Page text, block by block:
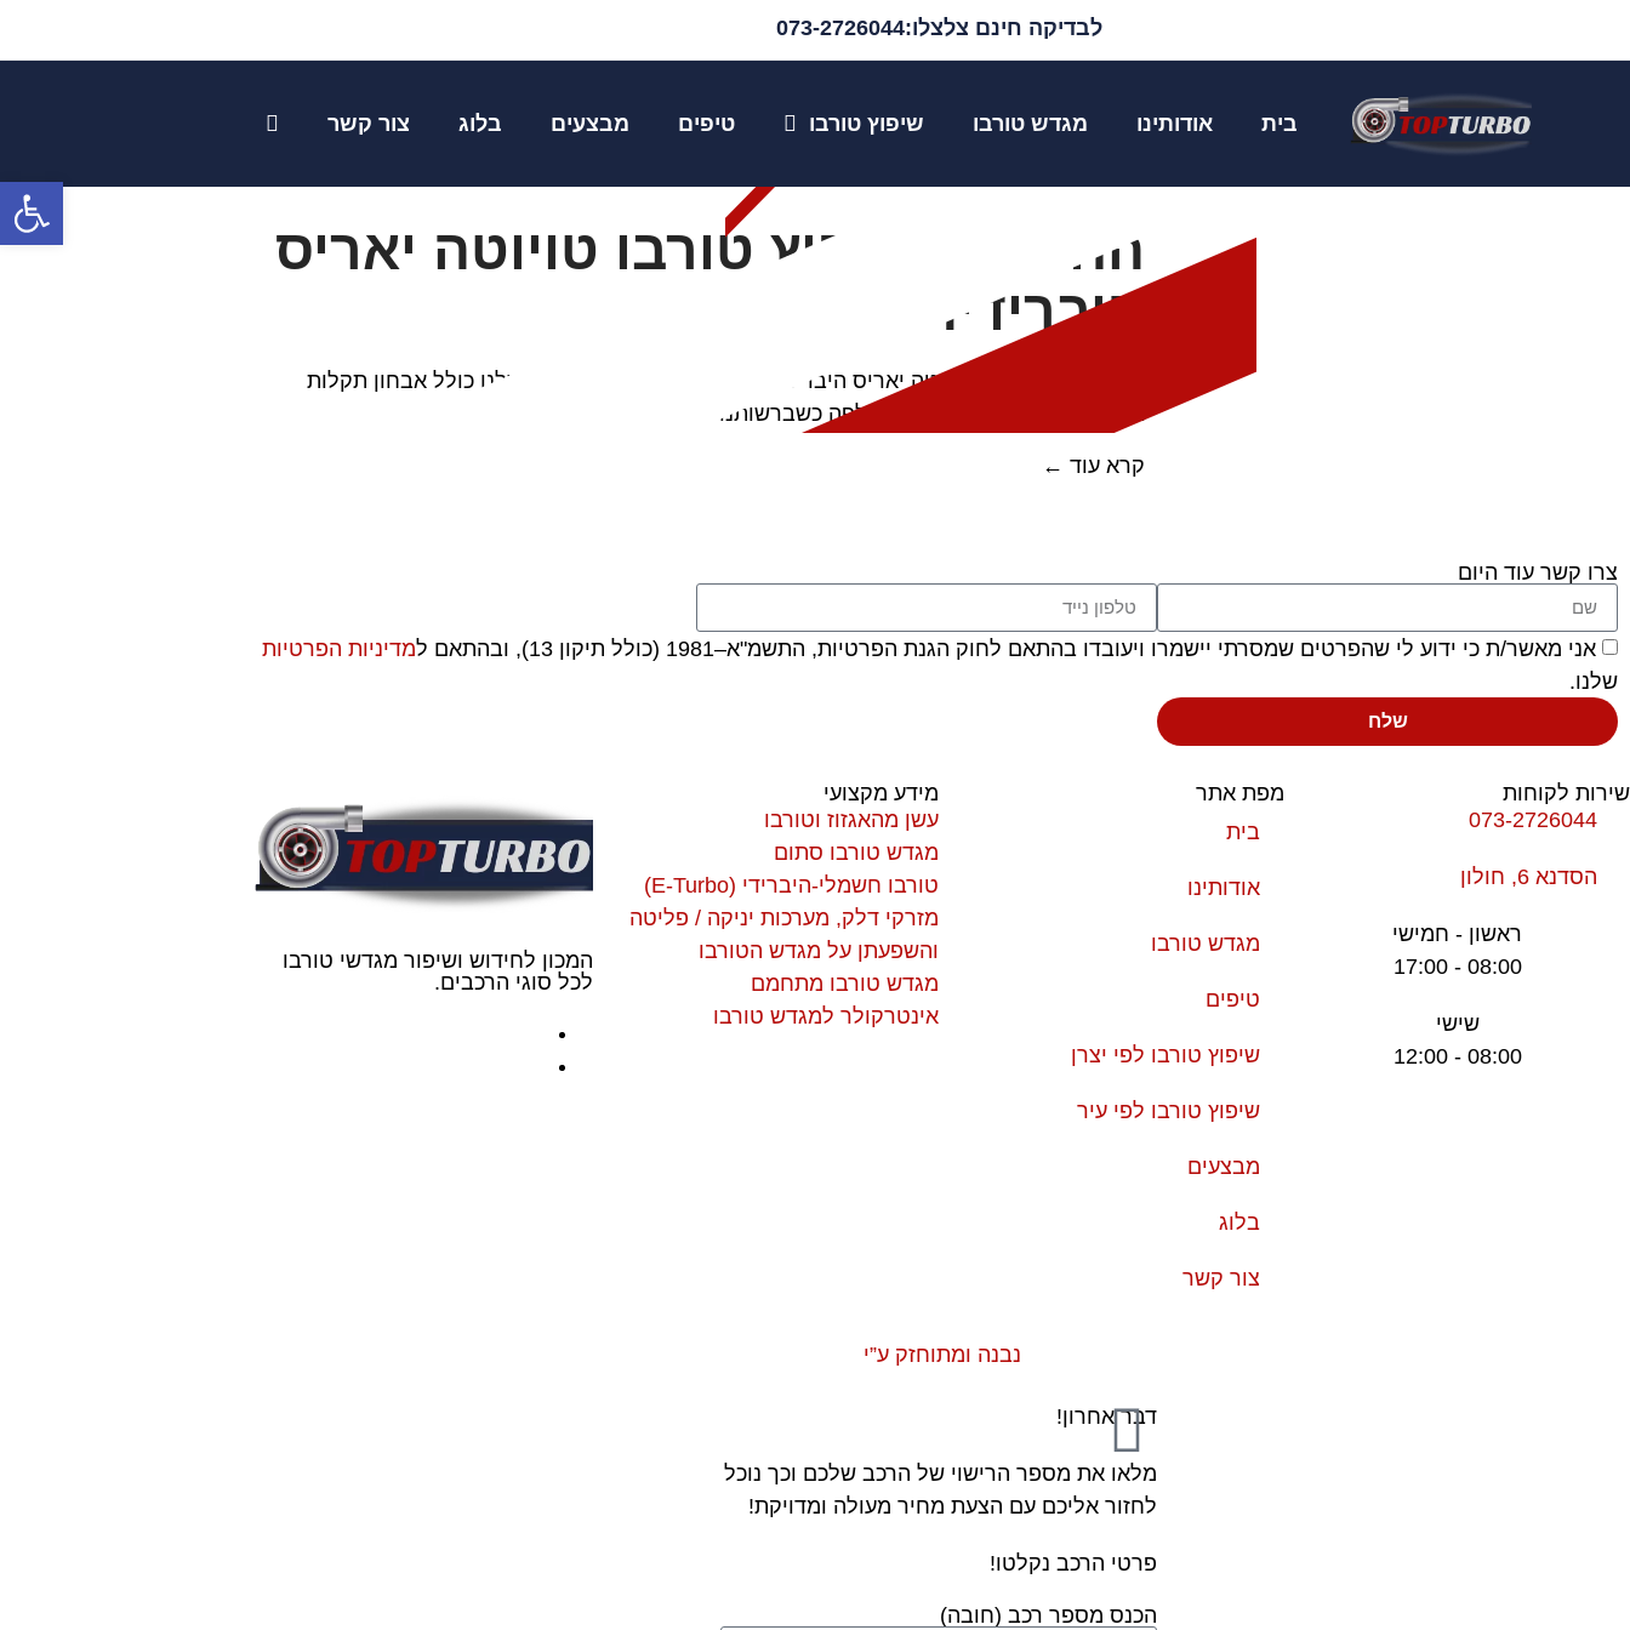
לבדיקה חינם צלצלו:073-2726044
בית אודותינו מגדש טורבו שיפוץ טורבו טיפים מבצעים בלוג צור קשר שיפוץ טורבו טויוטה יאריס היברידית
החלפת / שיפוץ טורבו טויוטה יאריס
היברידית
שיפוץ מגדש טורבו טויוטה יאריס היברידית במכון טופ טורבו. השירות שלנו כולל אבחון תקלות
במגדש טורבו, שיפוץ יסודי והחלפה כשברשותנו מלאי...
קרא עוד ←
צרו קשר עוד היום
אני מאשר/ת כי ידוע לי שהפרטים שמסרתי יישמרו ויעובדו בהתאם לחוק הגנת הפרטיות, התשמ"א–1981 (כולל תיקון 13), ובהתאם ל
מדיניות הפרטיות
שלנו.
שלח
שירות לקוחות
073-2726044
הסדנא 6, חולון
ראשון - חמישי
08:00 - 17:00
שישי
08:00 - 12:00
מפת אתר
בית
אודותינו
מגדש טורבו
טיפים
שיפוץ טורבו לפי יצרן
שיפוץ טורבו לפי עיר
מבצעים
בלוג
צור קשר
מידע מקצועי
עשן מהאגזוז וטורבו
מגדש טורבו סתום
טורבו חשמלי-היברידי (E-Turbo)
מזרקי דלק, מערכות יניקה / פליטה
והשפעתן על מגדש הטורבו
מגדש טורבו מתחמם
אינטרקולר למגדש טורבו
המכון לחידוש ושיפור מגדשי טורבו
לכל סוגי הרכבים.
נבנה ומתוחזק ע”י
דבר אחרון!
מלאו את מספר הרישוי של הרכב שלכם וכך נוכל
לחזור אליכם עם הצעת מחיר מעולה ומדויקת!
פרטי הרכב נקלטו!
הכנס מספר רכב (חובה)